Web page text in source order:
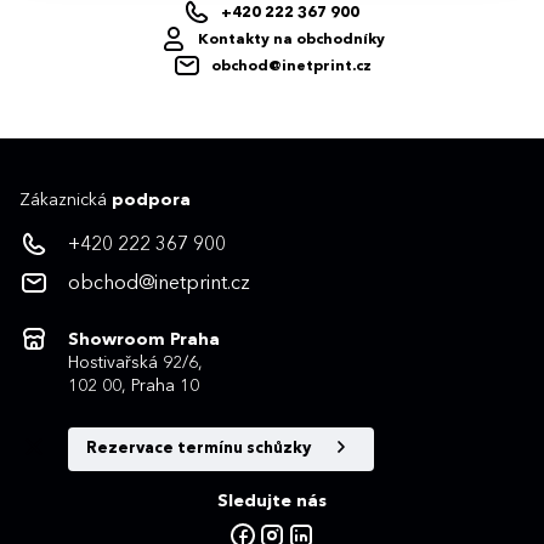
+420 222 367 900
Kontakty na obchodníky
obchod@inetprint.cz
Zákaznická podpora
+420 222 367 900
obchod@inetprint.cz
Showroom Praha
Hostivařská 92/6,
102 00, Praha 10
Rezervace termínu schůzky
Sledujte nás